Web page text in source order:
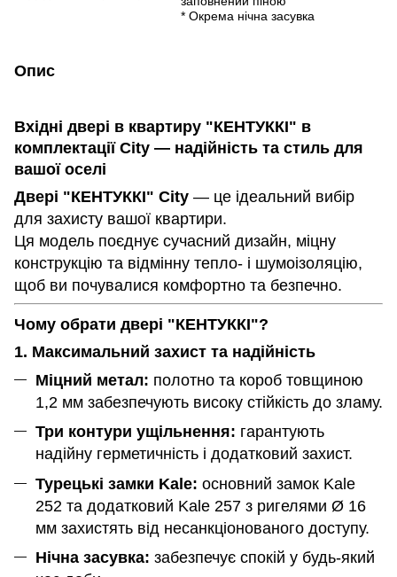
* Окрема нічна засувка
Опис
Вхідні двері в квартиру "КЕНТУККІ" в
комплектації City — надійність та стиль для
вашої оселі
Двері "КЕНТУККІ" City — це ідеальний вибір
для захисту вашої квартири.
Ця модель поєднує сучасний дизайн, міцну
конструкцію та відмінну тепло- і шумоізоляцію,
щоб ви почувалися комфортно та безпечно.
Чому обрати двері "КЕНТУККІ"?
1. Максимальний захист та надійність
Міцний метал: полотно та короб товщиною
1,2 мм забезпечують високу стійкість до зламу.
Три контури ущільнення: гарантують
надійну герметичність і додатковий захист.
Турецькі замки Kale: основний замок Kale
252 та додатковий Kale 257 з ригелями Ø 16
мм захистять від несанкціонованого доступу.
Нічна засувка: забезпечує спокій у будь-який